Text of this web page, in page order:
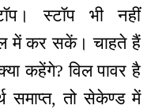
स्टॉप भी नहीं
में कर सकें। चाहते हैं
कहेंगे? विल पावर है
समाप्त, तो सेकेण्ड में